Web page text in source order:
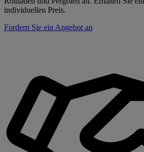
individuellen Preis.
Fordern Sie ein Angebot an